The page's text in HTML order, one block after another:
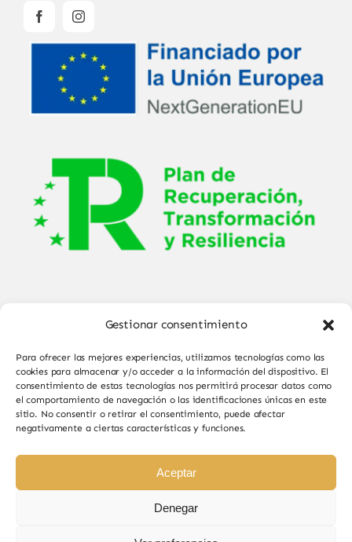
Gestionar consentimiento
Para ofrecer las mejores experiencias, utilizamos tecnologías como las
cookies para almacenar y/o acceder a la información del dispositivo. El
consentimiento de estas tecnologías nos permitirá procesar datos como
el comportamiento de navegación o las identificaciones únicas en este
sitio. No consentir o retirar el consentimiento, puede afectar
negativamente a ciertas características y funciones.
Aceptar
Denegar
© Copyright 2025 - 2026•Sabor de Sayago
Todos los derechos reservados • Diseño por
Paginas Web Iván González